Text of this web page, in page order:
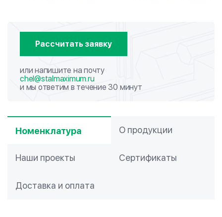
Рассчитать заявку
или напишите на почту
chel@stalmaximum.ru
и мы ответим в течение 30 минут
Номенклатура О продукции
Наши проекты Сертификаты
Доставка и оплата